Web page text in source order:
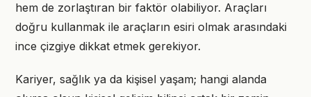
hem de zorlaştıran bir faktör olabiliyor. Araçları
doğru kullanmak ile araçların esiri olmak arasındaki
ince çizgiye dikkat etmek gerekiyor.
Kariyer, sağlık ya da kişisel yaşam; hangi alanda